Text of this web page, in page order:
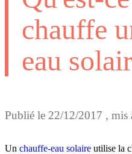
chauffe
eau
Publié le 22/12/2017 , mis
Un chauffe-eau solaire utilise la